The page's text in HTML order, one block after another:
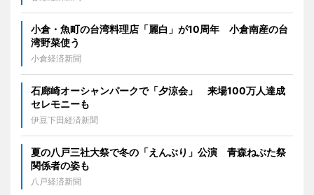
小倉・魚町の台湾料理店「麗白」が10周年 小倉南産の台
湾野菜使う
小倉経済新聞
石廊崎オーシャンパークで「夕涼会」 来場100万人達成
セレモニーも
伊豆下田経済新聞
夏の八戸三社大祭で冬の「えんぶり」公演 青森ねぶた祭
関係者の姿も
八戸経済新聞